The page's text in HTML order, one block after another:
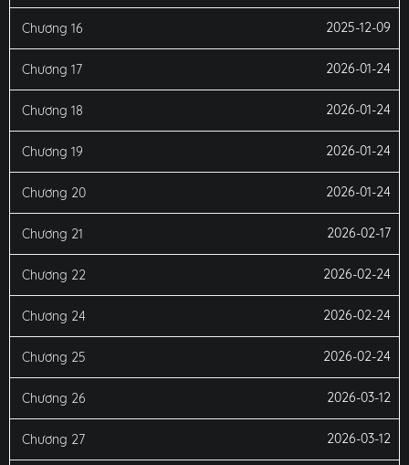
Chương 16 2025-12-09
Chương 17 2026-01-24
Chương 18 2026-01-24
Chương 19 2026-01-24
Chương 20 2026-01-24
Chương 21 2026-02-17
Chương 22 2026-02-24
Chương 24 2026-02-24
Chương 25 2026-02-24
Chương 26 2026-03-12
Chương 27 2026-03-12